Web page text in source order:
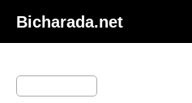
Bicharada.net